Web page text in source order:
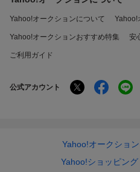
Yahoo!オークションについて Yahoo!
Yahoo!オークションおすすめ特集 安
ご利用ガイド
公式アカウント
Yahoo!オークション
Yahoo!ショッピング